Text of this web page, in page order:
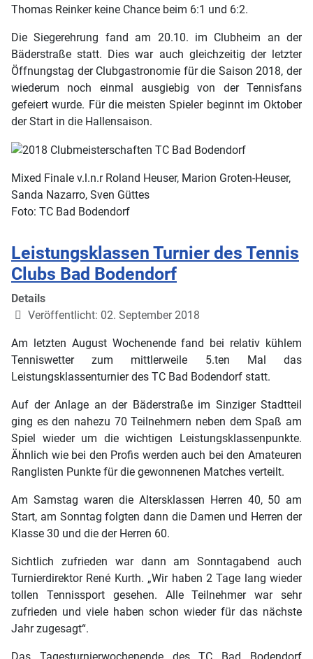
Thomas Reinker keine Chance beim 6:1 und 6:2.
Die Siegerehrung fand am 20.10. im Clubheim an der
Bäderstraße statt. Dies war auch gleichzeitig der letzter
Öffnungstag der Clubgastronomie für die Saison 2018, der
wiederum noch einmal ausgiebig von der Tennisfans
gefeiert wurde. Für die meisten Spieler beginnt im Oktober
der Start in die Hallensaison.
Mixed Finale v.l.n.r Roland Heuser, Marion Groten-Heuser,
Sanda Nazarro, Sven Güttes
Foto: TC Bad Bodendorf
Leistungsklassen Turnier des Tennis
Clubs Bad Bodendorf
Details
Veröffentlicht: 02. September 2018
Am letzten August Wochenende fand bei relativ kühlem
Tenniswetter zum mittlerweile 5.ten Mal das
Leistungsklassenturnier des TC Bad Bodendorf statt.
Auf der Anlage an der Bäderstraße im Sinziger Stadtteil
ging es den nahezu 70 Teilnehmern neben dem Spaß am
Spiel wieder um die wichtigen Leistungsklassenpunkte.
Ähnlich wie bei den Profis werden auch bei den Amateuren
Ranglisten Punkte für die gewonnenen Matches verteilt.
Am Samstag waren die Altersklassen Herren 40, 50 am
Start, am Sonntag folgten dann die Damen und Herren der
Klasse 30 und die der Herren 60.
Sichtlich zufrieden war dann am Sonntagabend auch
Turnierdirektor René Kurth. „Wir haben 2 Tage lang wieder
tollen Tennissport gesehen. Alle Teilnehmer war sehr
zufrieden und viele haben schon wieder für das nächste
Jahr zugesagt“.